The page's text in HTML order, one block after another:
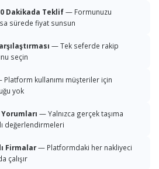
Dakikada Teklif— Formunuzu
sürede fiyat sunsun
— Tek seferde rakip
seçin
Platform kullanımı müşteriler için
yok
— Yalnızca gerçek taşıma
değerlendirmeleri
Firmalar— Platformdaki her nakliyeci
çalışır